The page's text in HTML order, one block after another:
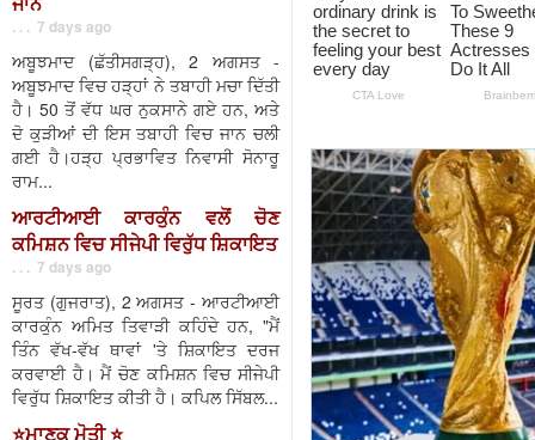
. . . 7 days ago
ਅਬੂਝਮਾਦ (ਛੱਤੀਸਗੜ੍ਹ), 2 ਅਗਸਤ -
ਅਬੂਝਮਾਦ ਵਿਚ ਹੜ੍ਹਾਂ ਨੇ ਤਬਾਹੀ ਮਚਾ ਦਿੱਤੀ
ਹੈ। 50 ਤੋਂ ਵੱਧ ਘਰ ਨੁਕਸਾਨੇ ਗਏ ਹਨ, ਅਤੇ
ਦੋ ਕੁੜੀਆਂ ਦੀ ਇਸ ਤਬਾਹੀ ਵਿਚ ਜਾਨ ਚਲੀ
ਗਈ ਹੈ।ਹੜ੍ਹ ਪ੍ਰਭਾਵਿਤ ਨਿਵਾਸੀ ਸੋਨਾਰੂ
ਰਾਮ...
ਆਰਟੀਆਈ ਕਾਰਕੁੰਨ ਵਲੋਂ ਚੋਣ
ਕਮਿਸ਼ਨ ਵਿਚ ਸੀਜੇਪੀ ਵਿਰੁੱਧ ਸ਼ਿਕਾਇਤ
. . . 7 days ago
ਸੂਰਤ (ਗੁਜਰਾਤ), 2 ਅਗਸਤ - ਆਰਟੀਆਈ
ਕਾਰਕੁੰਨ ਅਮਿਤ ਤਿਵਾੜੀ ਕਹਿੰਦੇ ਹਨ, "ਮੈਂ
ਤਿੰਨ ਵੱਖ-ਵੱਖ ਥਾਵਾਂ 'ਤੇ ਸ਼ਿਕਾਇਤ ਦਰਜ
ਕਰਵਾਈ ਹੈ। ਮੈਂ ਚੋਣ ਕਮਿਸ਼ਨ ਵਿਚ ਸੀਜੇਪੀ
ਵਿਰੁੱਧ ਸ਼ਿਕਾਇਤ ਕੀਤੀ ਹੈ। ਕਪਿਲ ਸਿੱਬਲ...
⭐️ਮਾਣਕ ਮੋਤੀ ⭐️